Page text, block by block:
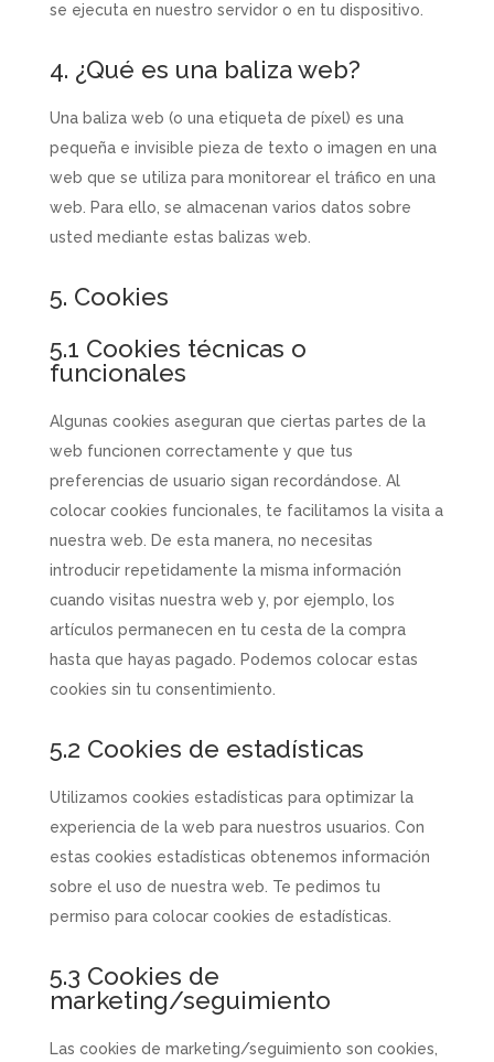
se ejecuta en nuestro servidor o en tu dispositivo.
4. ¿Qué es una baliza web?
Una baliza web (o una etiqueta de píxel) es una
pequeña e invisible pieza de texto o imagen en una
web que se utiliza para monitorear el tráfico en una
web. Para ello, se almacenan varios datos sobre
usted mediante estas balizas web.
5. Cookies
5.1 Cookies técnicas o
funcionales
Algunas cookies aseguran que ciertas partes de la
web funcionen correctamente y que tus
preferencias de usuario sigan recordándose. Al
colocar cookies funcionales, te facilitamos la visita a
nuestra web. De esta manera, no necesitas
introducir repetidamente la misma información
cuando visitas nuestra web y, por ejemplo, los
artículos permanecen en tu cesta de la compra
hasta que hayas pagado. Podemos colocar estas
cookies sin tu consentimiento.
5.2 Cookies de estadísticas
Utilizamos cookies estadísticas para optimizar la
experiencia de la web para nuestros usuarios. Con
estas cookies estadísticas obtenemos información
sobre el uso de nuestra web. Te pedimos tu
permiso para colocar cookies de estadísticas.
5.3 Cookies de
marketing/seguimiento
Las cookies de marketing/seguimiento son cookies,